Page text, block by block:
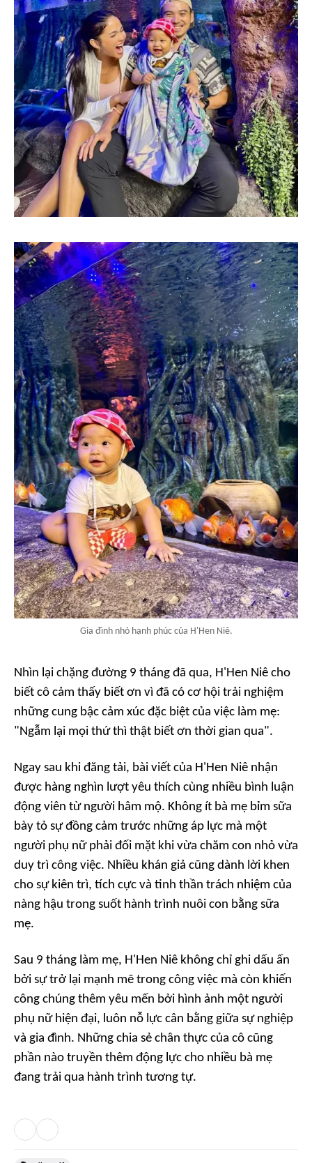
Gia đình nhỏ hạnh phúc của H'Hen Niê.
Nhìn lại chặng đường 9 tháng đã qua, H'Hen Niê cho
biết cô cảm thấy biết ơn vì đã có cơ hội trải nghiệm
những cung bậc cảm xúc đặc biệt của việc làm mẹ:
"Ngẫm lại mọi thứ thì thật biết ơn thời gian qua".
Ngay sau khi đăng tải, bài viết của H'Hen Niê nhận
được hàng nghìn lượt yêu thích cùng nhiều bình luận
động viên từ người hâm mộ. Không ít bà mẹ bỉm sữa
bày tỏ sự đồng cảm trước những áp lực mà một
người phụ nữ phải đối mặt khi vừa chăm con nhỏ vừa
duy trì công việc. Nhiều khán giả cũng dành lời khen
cho sự kiên trì, tích cực và tinh thần trách nhiệm của
nàng hậu trong suốt hành trình nuôi con bằng sữa
mẹ.
Sau 9 tháng làm mẹ, H'Hen Niê không chỉ ghi dấu ấn
bởi sự trở lại mạnh mẽ trong công việc mà còn khiến
công chúng thêm yêu mến bởi hình ảnh một người
phụ nữ hiện đại, luôn nỗ lực cân bằng giữa sự nghiệp
và gia đình. Những chia sẻ chân thực của cô cũng
phần nào truyền thêm động lực cho nhiều bà mẹ
đang trải qua hành trình tương tự.